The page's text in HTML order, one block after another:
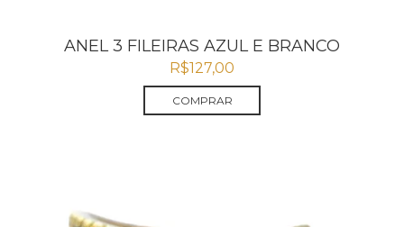
ANEL 3 FILEIRAS AZUL E BRANCO
R$127,00
COMPRAR